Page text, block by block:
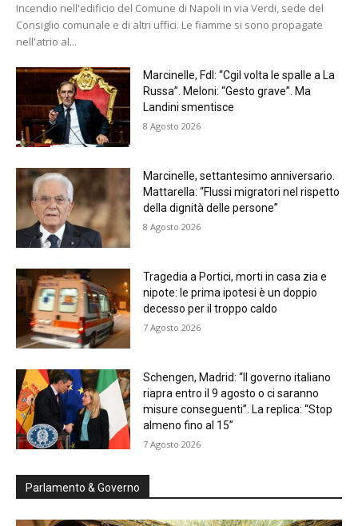
Incendio nell'edificio del Comune di Napoli in via Verdi, sede del
Consiglio comunale e di altri uffici. Le fiamme si sono propagate
nell'atrio al...
Marcinelle, FdI: “Cgil volta le spalle a La
Russa”. Meloni: “Gesto grave”. Ma
Landini smentisce
8 Agosto 2026
Marcinelle, settantesimo anniversario.
Mattarella: “Flussi migratori nel rispetto
della dignità delle persone”
8 Agosto 2026
Tragedia a Portici, morti in casa zia e
nipote: le prima ipotesi è un doppio
decesso per il troppo caldo
7 Agosto 2026
Schengen, Madrid: “Il governo italiano
riapra entro il 9 agosto o ci saranno
misure conseguenti”. La replica: “Stop
almeno fino al 15”
7 Agosto 2026
Parlamento & Governo